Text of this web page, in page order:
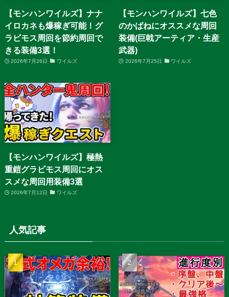
【モンハンワイルズ】ナナ
イロカネも爆稼ぎ可能！グ
ラビモス周回を節約周回で
きる装備3選！
2026年7月26日 ワイルズ
【モンハンワイルズ】七色
のかばねにオススメな周回
装備(巨戟アーティア・生産
武器)
2026年7月25日 ワイルズ
【モンハンワイルズ】極熱
重鎧グラビモス周回にオス
スメな周回用装備3選
2026年7月12日 ワイルズ
人気記事